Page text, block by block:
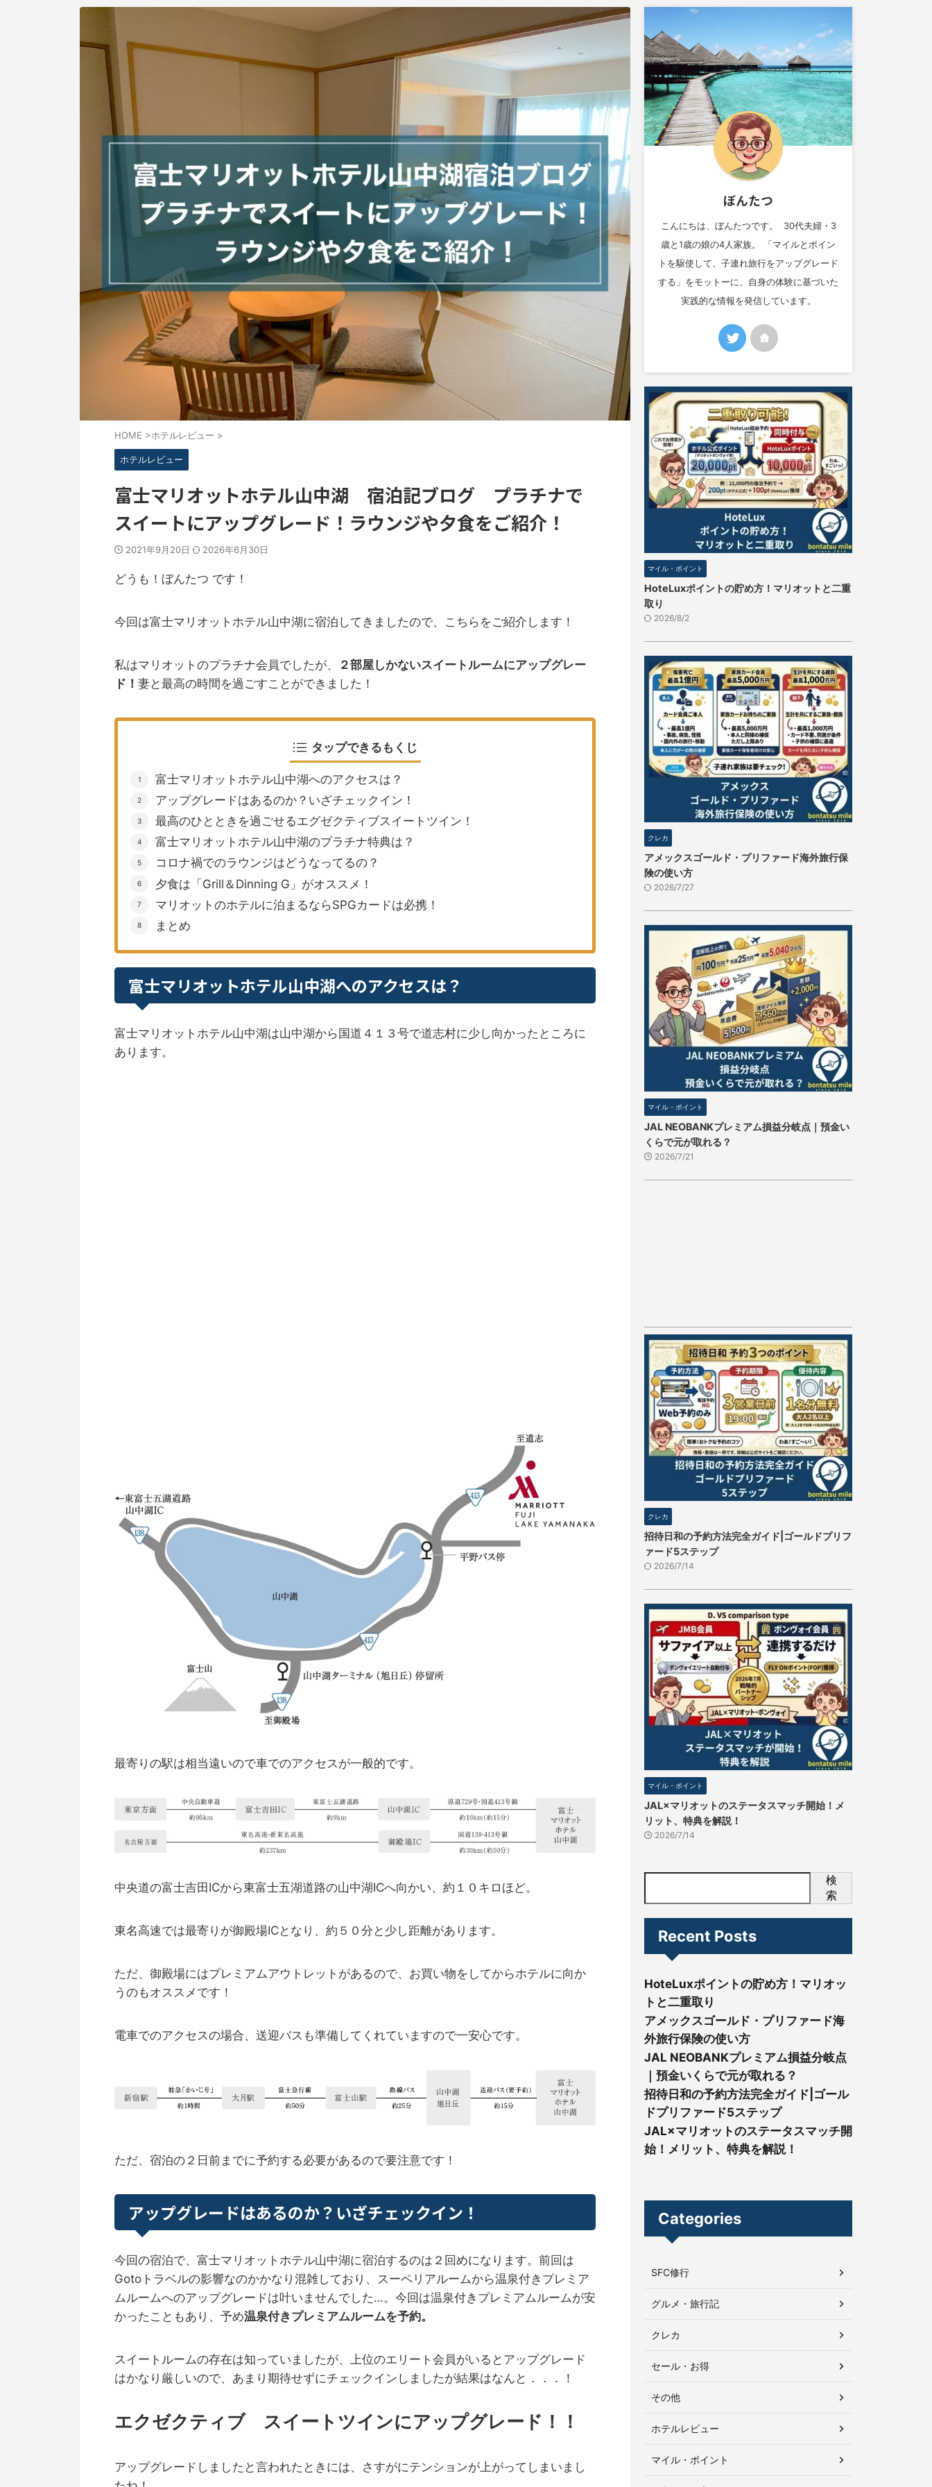
HOME >ホテルレビュー >
ホテルレビュー
富士マリオットホテル山中湖 宿泊記ブログ プラチナで
スイートにアップグレード！ラウンジや夕食をご紹介！
2021年9月20日 2026年6月30日
どうも！ぼんたつ です！
今回は富士マリオットホテル山中湖に宿泊してきましたので、こちらをご紹介します！
私はマリオットのプラチナ会員でしたが、
２部屋しかないスイートルームにアップグレー
ド！ 妻と最高の時間を過ごすことができました！
タップできるもくじ
富士マリオットホテル山中湖へのアクセスは？
アップグレードはあるのか？いざチェックイン！
最高のひとときを過ごせるエグゼクティブスイートツイン！
富士マリオットホテル山中湖のプラチナ特典は？
コロナ禍でのラウンジはどうなってるの？
夕食は「Grill＆Dinning G」がオススメ！
マリオットのホテルに泊まるならSPGカードは必携！
まとめ
富士マリオットホテル山中湖へのアクセスは？
富士マリオットホテル山中湖は山中湖から国道４１３号で道志村に少し向かったところに
あります。
最寄りの駅は相当遠いので車でのアクセスが一般的です。
中央道の富士吉田ICから東富士五湖道路の山中湖ICへ向かい、約１０キロほど。
東名高速では最寄りが御殿場ICとなり、約５０分と少し距離があります。
ただ、御殿場にはプレミアムアウトレットがあるので、お買い物をしてからホテルに向か
うのもオススメです！
電車でのアクセスの場合、送迎バスも準備してくれていますので一安心です。
ただ、宿泊の２日前までに予約する必要があるので要注意です！
アップグレードはあるのか？いざチェックイン！
今回の宿泊で、富士マリオットホテル山中湖に宿泊するのは２回めになります。前回は
Gotoトラベルの影響なのかかなり混雑しており、スーペリアルームから温泉付きプレミア
ムルームへのアップグレードは叶いませんでした…。今回は温泉付きプレミアムルームが安
かったこともあり、予め温泉付きプレミアムルームを予約。
スイートルームの存在は知っていましたが、上位のエリート会員がいるとアップグレード
はかなり厳しいので、あまり期待せずにチェックインしましたが結果はなんと．．．！
エクゼクティブ スイートツインにアップグレード！！
アップグレードしましたと言われたときには、さすがにテンションが上がってしまいまし
ぼんたつ
こんにちは、ぼんたつです。 30代夫婦・3
歳と1歳の娘の4人家族。 「マイルとポイン
トを駆使して、子連れ旅行をアップグレード
する」をモットーに、自身の体験に基づいた
実践的な情報を発信しています。
マイル・ポイント
HoteLuxポイントの貯め方！マリオットと二重
取り
2026/8/2
クレカ
アメックスゴールド・プリファード海外旅行保
険の使い方
2026/7/27
マイル・ポイント
JAL NEOBANKプレミアム損益分岐点｜預金い
くらで元が取れる？
2026/7/21
クレカ
招待日和の予約方法完全ガイド|ゴールドプリフ
ァード5ステップ
2026/7/14
マイル・ポイント
JAL×マリオットのステータスマッチ開始！メ
リット、特典を解説！
2026/7/14
検
索
Recent Posts
HoteLuxポイントの貯め方！マリオッ
トと二重取り
アメックスゴールド・プリファード海
外旅行保険の使い方
JAL NEOBANKプレミアム損益分岐点
｜預金いくらで元が取れる？
招待日和の予約方法完全ガイド|ゴール
ドプリファード5ステップ
JAL×マリオットのステータスマッチ開
始！メリット、特典を解説！
Categories
SFC修行
グルメ・旅行記
クレカ
セール・お得
その他
ホテルレビュー
マイル・ポイント